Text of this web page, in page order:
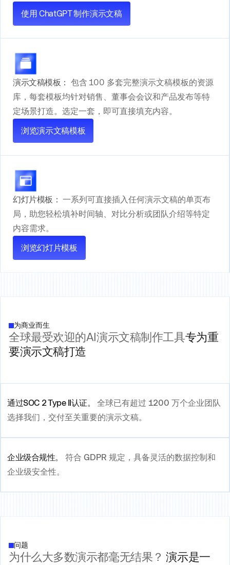
使用 ChatGPT 制作演示文稿
演示文稿模板： 包含 100 多套完整演示文稿模板的资源
库，每套模板均针对销售、董事会会议和产品发布等特
定场景打造。选定一套，即可直接填充内容。
浏览演示文稿模板
幻灯片模板： 一系列可直接插入任何演示文稿的单页布
局，助您轻松填补时间轴、对比分析或团队介绍等特定
内容需求。
浏览幻灯片模板
为商业而生
全球最受欢迎的AI演示文稿制作工具专为重
要演示文稿打造
通过SOC 2 Type II认证。
全球已有超过 1200 万个企业团队
选择我们，交付至关重要的演示文稿。
企业级合规性。
符合 GDPR 规定，具备灵活的数据控制和
企业级安全性。
问题
为什么大多数演示都毫无结果？演示是一